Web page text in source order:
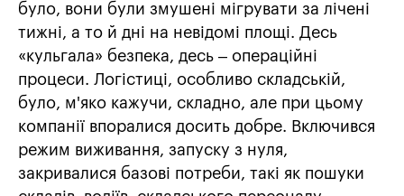
було, вони були змушені мігрувати за лічені
тижні, а то й дні на невідомі площі. Десь
«кульгала» безпека, десь – операційні
процеси. Логістиці, особливо складській,
було, м'яко кажучи, складно, але при цьому
компанії впоралися досить добре. Включився
режим виживання, запуску з нуля,
закривалися базові потреби, такі як пошуки